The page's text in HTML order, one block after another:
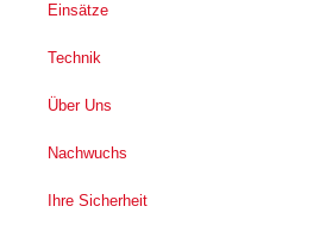
Einsätze
Technik
Über Uns
Nachwuchs
Ihre Sicherheit